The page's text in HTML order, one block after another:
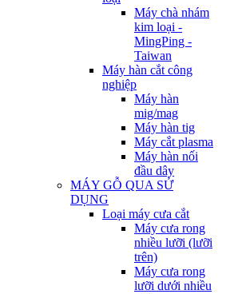
Máy chà nhám
kim loại -
MingPing -
Taiwan
Máy hàn cắt công
nghiệp
Máy hàn
mig/mag
Máy hàn tig
Máy cắt plasma
Máy hàn nối
đầu dây
MÁY GỖ QUA SỬ
DỤNG
Loại máy cưa cắt
Máy cưa rong
nhiều lưỡi (lưỡi
trên)
Máy cưa rong
lưỡi dưới nhiều